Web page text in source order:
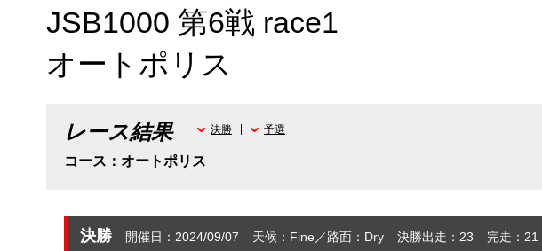
JSB1000 第6戦 race1
オートポリス
レース結果
コース：オートポリス
決勝 予選
決勝 開催日：2024/09/07 天候：Fine 路面：Dry 決勝出走：23 完走：21